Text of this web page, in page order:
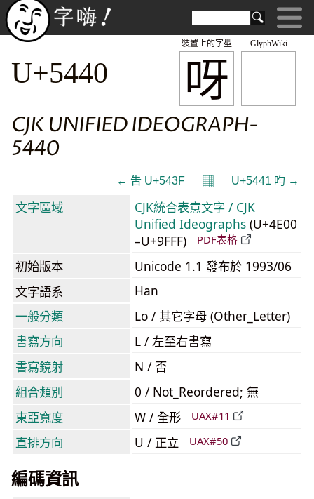
GlyphWiki
呀
裝置上的字型
U+5440
CJK UNIFIED IDEOGRAPH-
5440
← 吿 U+543F 𝄜 U+5441 呁 →
文字區域
CJK統合表意文字 / CJK
Unified Ideographs (U+4E00
–U+9FFF)
PDF表格
初始版本
Unicode 1.1 發布於 1993/06
文字語系
Han
一般分類
Lo / 其它字母 (Other_Letter)
書寫方向
L / 左至右書寫
書寫鏡射
N / 否
組合類別
0 / Not_Reordered; 無
東亞寬度
W / 全形 UAX#11
直排方向 U / 正立 UAX#50
編碼資訊